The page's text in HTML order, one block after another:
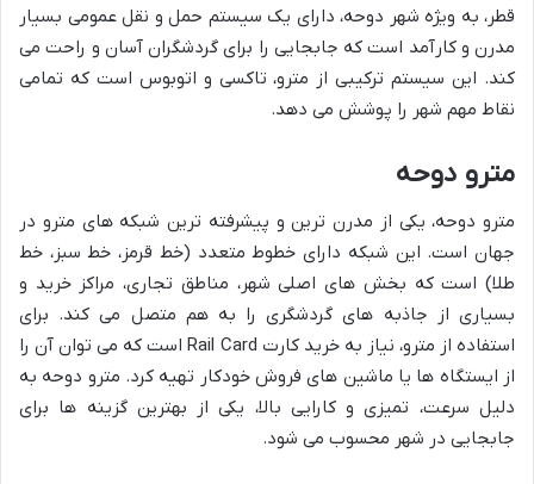
قطر، به ویژه شهر دوحه، دارای یک سیستم حمل و نقل عمومی بسیار
مدرن و کارآمد است که جابجایی را برای گردشگران آسان و راحت می
کند. این سیستم ترکیبی از مترو، تاکسی و اتوبوس است که تمامی
نقاط مهم شهر را پوشش می دهد.
مترو دوحه
مترو دوحه، یکی از مدرن ترین و پیشرفته ترین شبکه های مترو در
جهان است. این شبکه دارای خطوط متعدد (خط قرمز، خط سبز، خط
طلا) است که بخش های اصلی شهر، مناطق تجاری، مراکز خرید و
بسیاری از جاذبه های گردشگری را به هم متصل می کند. برای
استفاده از مترو، نیاز به خرید کارت Rail Card است که می توان آن را
از ایستگاه ها یا ماشین های فروش خودکار تهیه کرد. مترو دوحه به
دلیل سرعت، تمیزی و کارایی بالا، یکی از بهترین گزینه ها برای
جابجایی در شهر محسوب می شود.